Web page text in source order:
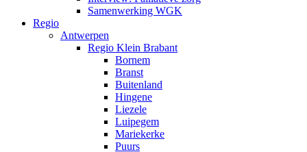
Samenwerking WGK
Regio
Antwerpen
Regio Klein Brabant
Bornem
Branst
Buitenland
Hingene
Liezele
Luipegem
Mariekerke
Puurs